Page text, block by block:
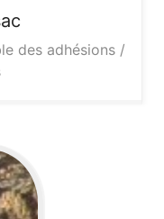
des adhésions /